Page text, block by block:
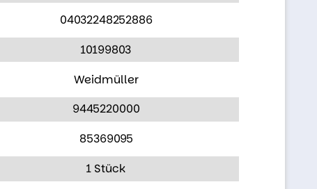
04032248252886
10199803
Weidmüller
9445220000
85369095
1 Stück